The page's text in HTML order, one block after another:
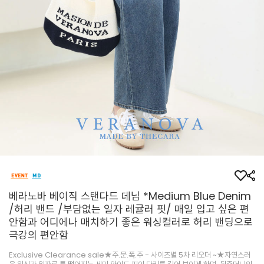
베라노바 베이직 스탠다드 데님 *Medium Blue Denim
/허리 밴드 /부담없는 일자 레귤러 핏/ 매일 입고 싶은 편
안함과 어디에나 매치하기 좋은 워싱컬러로 허리 밴딩으로
극강의 편안함
Exclusive Clearance sale★주.문.폭.주 - 사이즈별 5차 리오더 ~★자연스러